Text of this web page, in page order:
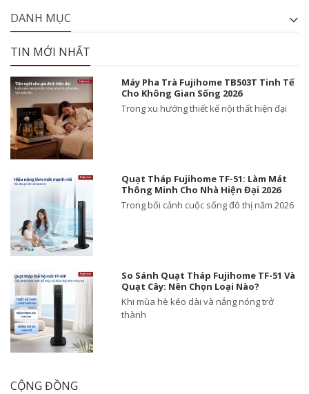
DANH MỤC
TIN MỚI NHẤT
Máy Pha Trà Fujihome TB503T Tinh Tế
Cho Không Gian Sống 2026
Trong xu hướng thiết kế nội thất hiện đại
Quạt Tháp Fujihome TF-51: Làm Mát
Thông Minh Cho Nhà Hiện Đại 2026
Trong bối cảnh cuộc sống đô thị năm 2026
So Sánh Quạt Tháp Fujihome TF-51 Và
Quạt Cây: Nên Chọn Loại Nào?
Khi mùa hè kéo dài và nắng nóng trở
thành
CỘNG ĐỒNG